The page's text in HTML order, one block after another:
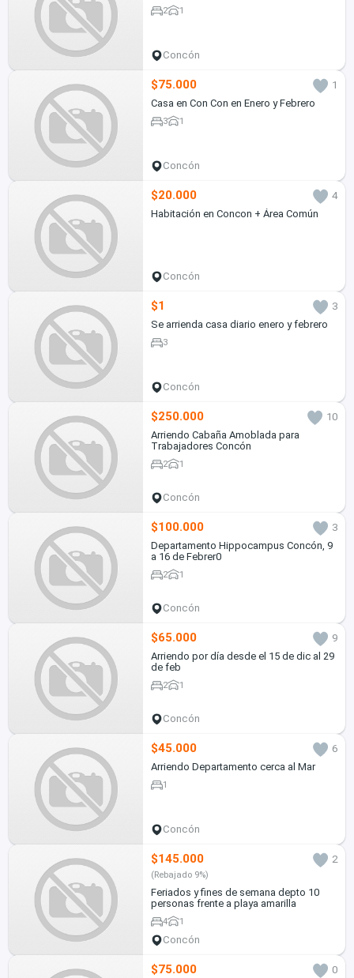
2 1
Concón
$75.000
1
Casa en Con Con en Enero y Febrero
3 1
Concón
$20.000
4
Habitación en Concon + Área Común
Concón
$1
3
Se arrienda casa diario enero y febrero
3
Concón
$250.000
10
Arriendo Cabaña Amoblada para
Trabajadores Concón
2 1
Concón
$100.000
3
Departamento Hippocampus Concón, 9
a 16 de Febrer0
2 1
Concón
$65.000
9
Arriendo por día desde el 15 de dic al 29
de feb
2 1
Concón
$45.000
6
Arriendo Departamento cerca al Mar
1
Concón
$145.000 2
(Rebajado 9%)
Feriados y fines de semana depto 10
personas frente a playa amarilla
4 1
Concón
$75.000 0